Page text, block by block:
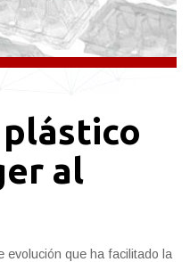
plástico
al
evolución que ha facilitado la